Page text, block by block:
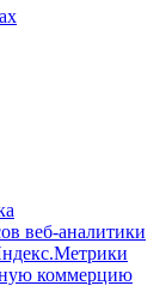
веб-аналитики
коммерцию